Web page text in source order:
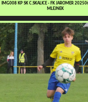
IMG008 KP SK C.SKALICE - FK JAROMER
MLEJNEK